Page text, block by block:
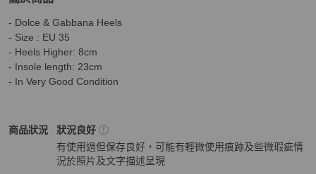
關於Dolce & Gabbana Heels
- Dolce & Gabbana Heels
- Size : EU 35
- Heels Higher: 8cm
- Insole length: 23cm
- In Very Good Condition
商品狀況
Dolce & Gabbana女鞋商品狀態與細節
狀況良好
有使用過但保存良好，可能有輕微使用痕跡及些微瑕疵情
況於照片及文字描述呈現